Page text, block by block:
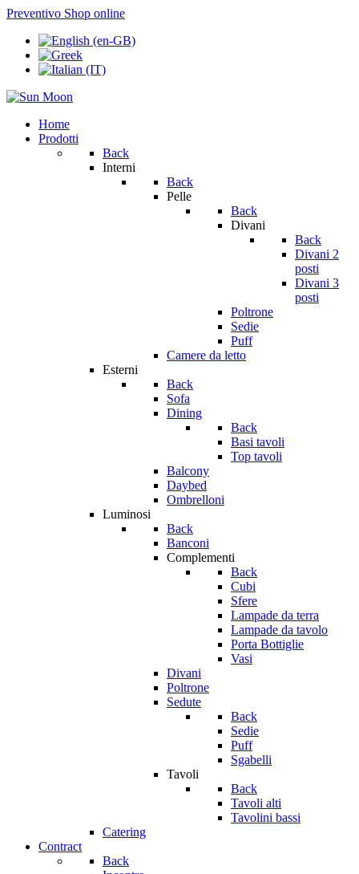
Preventivo Shop online
Home
Prodotti
Back
Interni
Back
Pelle
Back
Divani
Back
Divani 2
posti
Divani 3
posti
Poltrone
Sedie
Puff
Camere da letto
Esterni
Back
Sofa
Dining
Back
Basi tavoli
Top tavoli
Balcony
Daybed
Ombrelloni
Luminosi
Back
Banconi
Complementi
Back
Cubi
Sfere
Lampade da terra
Lampade da tavolo
Porta Bottiglie
Vasi
Divani
Poltrone
Sedute
Back
Sedie
Puff
Sgabelli
Tavoli
Back
Tavoli alti
Tavolini bassi
Catering
Contract
Back